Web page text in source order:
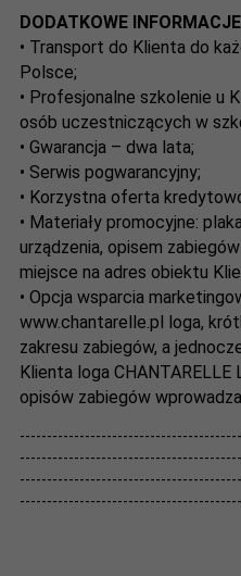
DODATKOWE
• Transport do Klienta do
Polsce;
• Profesjonalne szkolenie u
osób uczestniczących w
• Gwarancja – dwa lata;
• Serwis pogwarancyjny;
• Korzystna oferta
• Materiały promocyjne:
urządzenia, opisem
miejsce na adres obiektu
• Opcja wsparcia
www.chantarelle.pl loga,
zakresu zabiegów, a
Klienta loga
opisów zabiegów